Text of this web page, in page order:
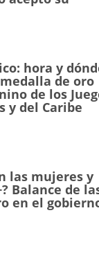
hora y
de oro
de los
y del Caribe
las mujeres y
Balance de
en el